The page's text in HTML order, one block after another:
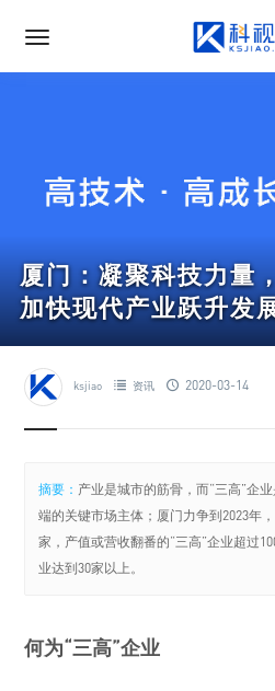
厦门：凝聚科技力量
加快现代产业跃升发
ksjiao 资讯 2020-03-14
摘要： 产业是城市的筋骨，而“三高”企
端的关键市场主体；厦门力争到2023年
家，产值或营收翻番的“三高”企业超过
业达到30家以上。
何为“三高”企业